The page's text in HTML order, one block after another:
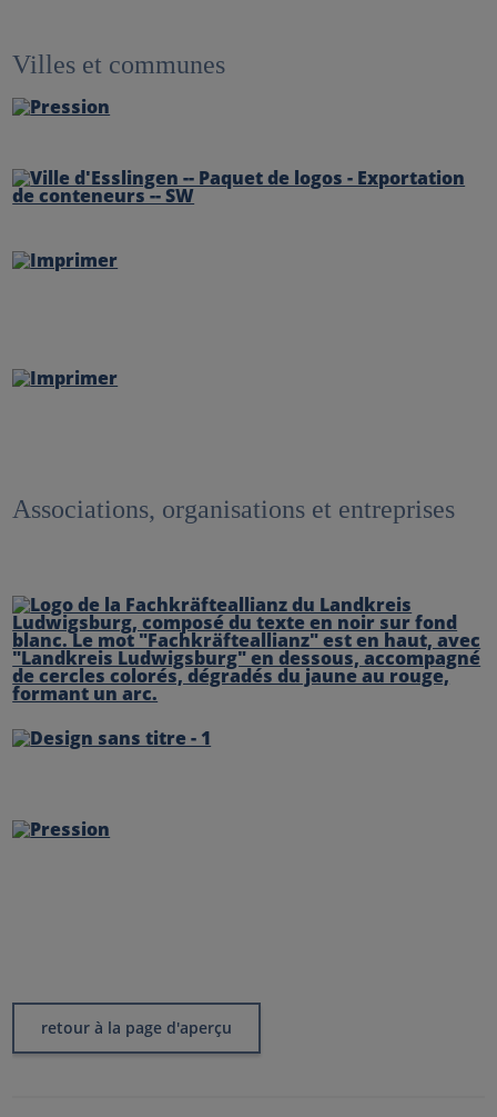
Villes et communes
Associations, organisations et entreprises
retour à la page d'aperçu